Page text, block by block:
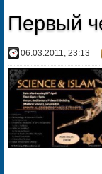
Первый
06.03.2011, 23:13